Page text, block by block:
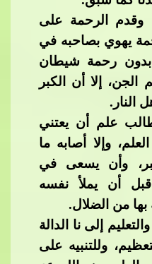
وقدم الرحمة على
يهوي بصاحبه في
بدون رحمة شيطان
إلا أن الكبر
النار.​​
علم أن يعتني
وإلا أصابه ما
وأن يسعى في
أن يملأ نفسه
من الضلال.
إلى نا الدالة
وللتنبيه على